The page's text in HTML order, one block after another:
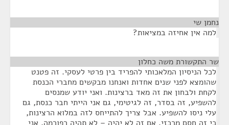
נחמן שי
למה אין אחיזה במציאות?
שר התקשורת משה כחלון
לכל הניסיון המלאכותי להפריד בין פרטי לעסקי. זה פטנט
שהומצא לפני שנים אחדות ואנחנו מבקשים מחברי הכנסת
לקחת ולבחון את זה מאד ברצינות. ואני יודע שמנסים
להשפיע, זה בסדר, זה לגיטימי, גם אני הייתי חבר כנסת, גם
עלי ניסו להשפיע. אבל צריך להתייחס לזה במלוא הרצינות,